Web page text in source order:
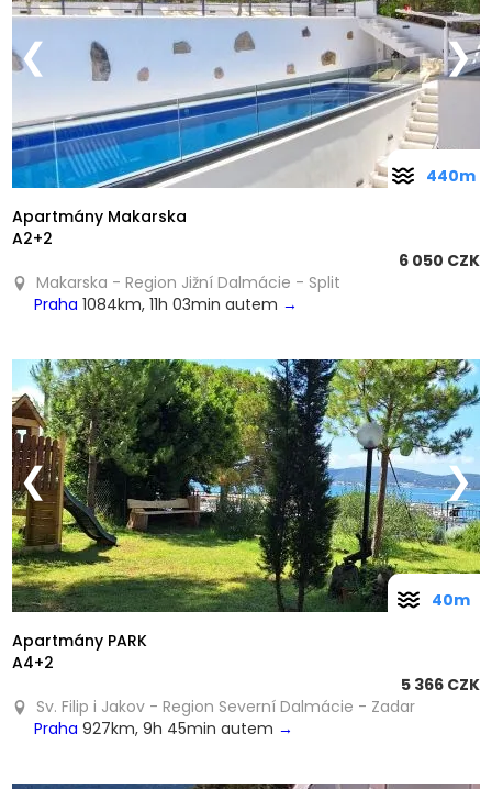
❮ ❯
Apartmány Makarska
A2+2
6 050 CZK
Makarska - Region Jižní Dalmácie - Split
Praha 1084km, 11h 03min autem →
440m
❮ ❯
Apartmány PARK
A4+2
5 366 CZK
Sv. Filip i Jakov - Region Severní Dalmácie - Zadar
Praha 927km, 9h 45min autem →
40m